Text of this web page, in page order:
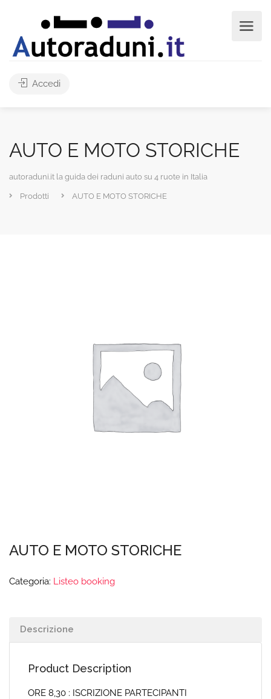
Accedi
AUTO E MOTO STORICHE
autoraduni.it la guida dei raduni auto su 4 ruote in Italia
Prodotti AUTO E MOTO STORICHE
AUTO E MOTO STORICHE
Categoria: Listeo booking
Descrizione
Product Description
ORE 8,30 : ISCRIZIONE PARTECIPANTI